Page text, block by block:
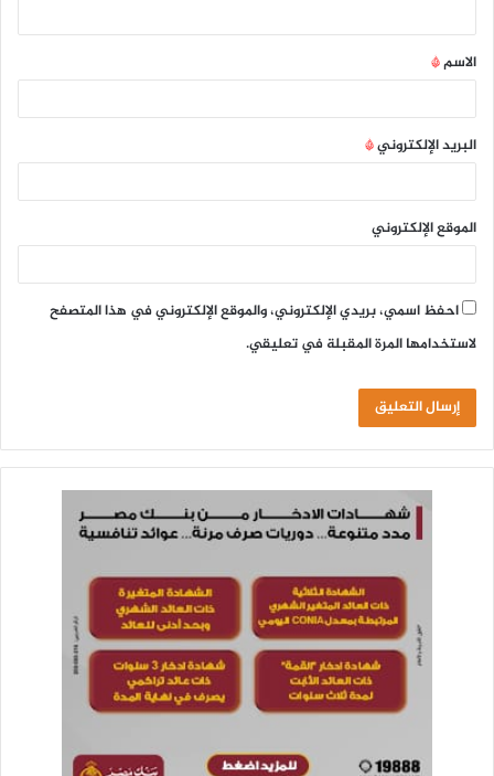
ق
*
الاسم*
البريد الإلكتروني*
الموقع الإلكتروني
احفظ اسمي، بريدي الإلكتروني، والموقع الإلكتروني في هذا المتصفح
لاستخدامها المرة المقبلة في تعليقي.